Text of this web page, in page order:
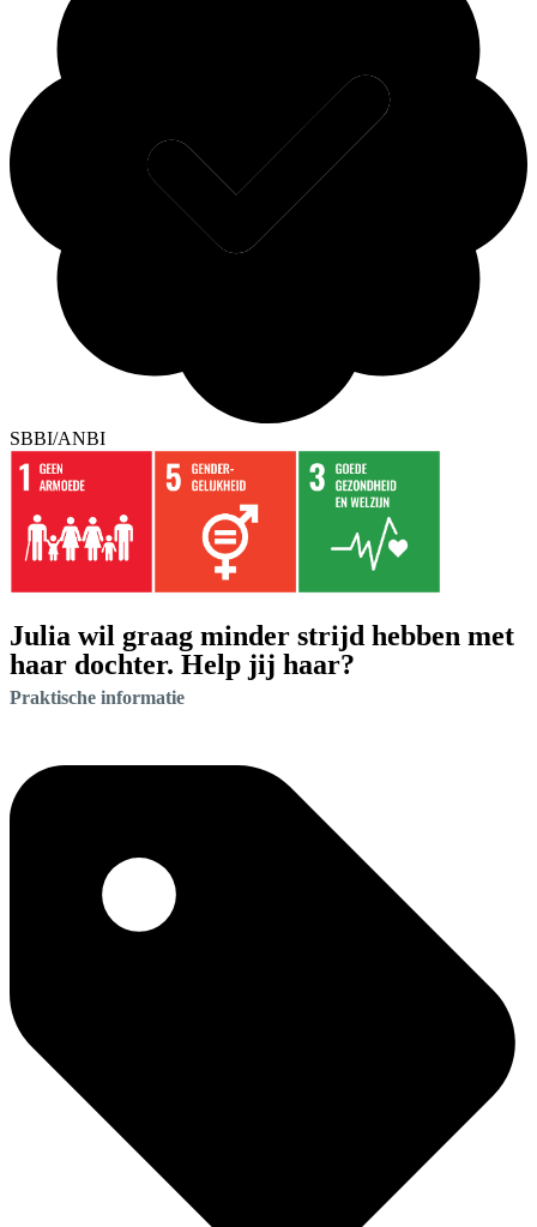
SBBI/ANBI
Julia wil graag minder strijd hebben met
haar dochter. Help jij haar?
Praktische informatie